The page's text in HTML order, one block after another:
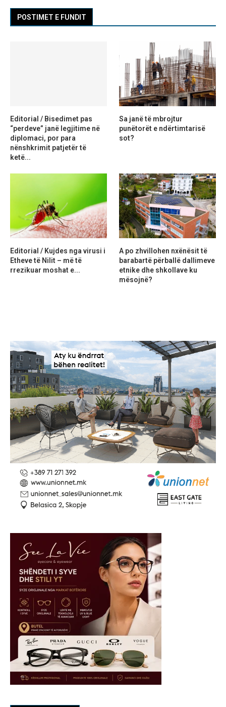
POSTIMET E FUNDIT
Editorial / Bisedimet pas
“perdeve” janë legjitime në
diplomaci, por para
nënshkrimit patjetër të
ketë...
Sa janë të mbrojtur
punëtorët e ndërtimtarisë
sot?
Editorial / Kujdes nga virusi i
Etheve të Nilit – më të
rrezikuar moshat e...
A po zhvillohen nxënësit të
barabartë përballë dallimeve
etnike dhe shkollave ku
mësojnë?